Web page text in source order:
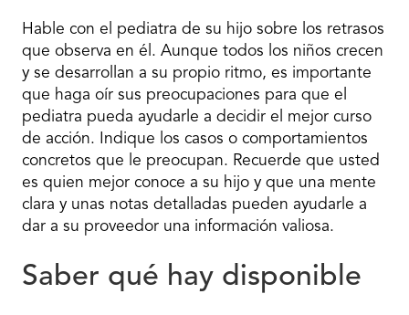
Hable con el pediatra de su hijo sobre los retrasos
que observa en él. Aunque todos los niños crecen
y se desarrollan a su propio ritmo, es importante
que haga oír sus preocupaciones para que el
pediatra pueda ayudarle a decidir el mejor curso
de acción. Indique los casos o comportamientos
concretos que le preocupan. Recuerde que usted
es quien mejor conoce a su hijo y que una mente
clara y unas notas detalladas pueden ayudarle a
dar a su proveedor una información valiosa.
Saber qué hay disponible